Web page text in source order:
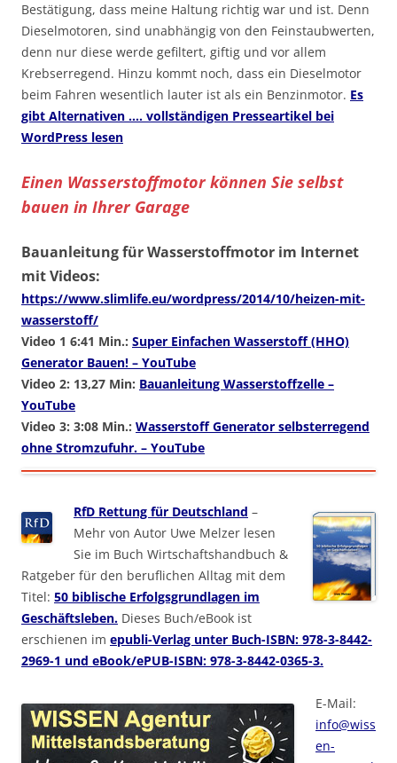
Bestätigung, dass meine Haltung richtig war und ist. Denn
Dieselmotoren, sind unabhängig von den Feinstaubwerten,
denn nur diese werde gefiltert, giftig und vor allem
Krebserregend. Hinzu kommt noch, dass ein Dieselmotor
beim Fahren wesentlich lauter ist als ein Benzinmotor. Es
gibt Alternativen …. vollständigen Presseartikel bei
WordPress lesen
Einen Wasserstoffmotor können Sie selbst
bauen in Ihrer Garage
Bauanleitung für Wasserstoffmotor im Internet
mit Videos:
https://www.slimlife.eu/wordpress/2014/10/heizen-mit-
wasserstoff/
Video 1 6:41 Min.: Super Einfachen Wasserstoff (HHO)
Generator Bauen! – YouTube
Video 2: 13,27 Min: Bauanleitung Wasserstoffzelle –
YouTube
Video 3: 3:08 Min.: Wasserstoff Generator selbsterregend
ohne Stromzufuhr. – YouTube
RfD Rettung für Deutschland –
Mehr von Autor Uwe Melzer lesen
Sie im Buch Wirtschaftshandbuch &
Ratgeber für den beruflichen Alltag mit dem
Titel: 50 biblische Erfolgsgrundlagen im
Geschäftsleben. Dieses Buch/eBook ist
erschienen im epubli-Verlag unter Buch-ISBN: 978-3-8442-
2969-1 und eBook/ePUB-ISBN: 978-3-8442-0365-3.
E-Mail:
info@wiss
en-